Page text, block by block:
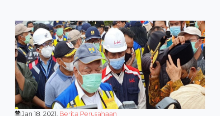
Jan 18, 2021, Berita Perusahaan